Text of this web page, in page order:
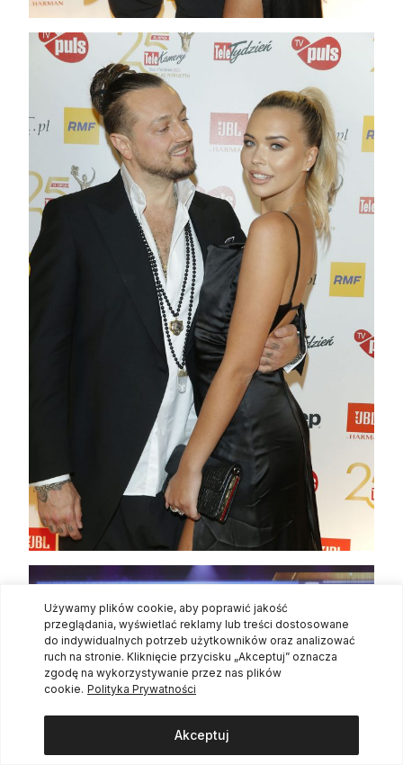
Używamy plików cookie, aby poprawić jakość
przeglądania, wyświetlać reklamy lub treści dostosowane
do indywidualnych potrzeb użytkowników oraz analizować
ruch na stronie. Kliknięcie przycisku „Akceptuj” oznacza
zgodę na wykorzystywanie przez nas plików
cookie. Polityka Prywatności
Akceptuj